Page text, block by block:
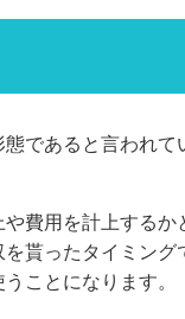
であると言われて
費用を計上するか
貰ったタイミング
ことになります。